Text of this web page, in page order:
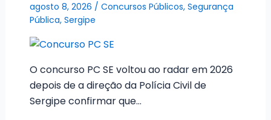
agosto 8, 2026 / Concursos Públicos, Segurança
Pública, Sergipe
O concurso PC SE voltou ao radar em 2026
depois de a direção da Polícia Civil de
Sergipe confirmar que…